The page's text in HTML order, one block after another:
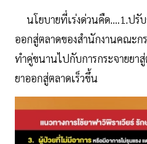
นโยบายที่เร่งด่วนคืด....1.ปรั
ออกสู่ตลาดของสํานักงานคณะก
ทำคู่ขนานไปกับการกระจายยาสู่
ยาออกสู่ตลาดเร็วขึ้น